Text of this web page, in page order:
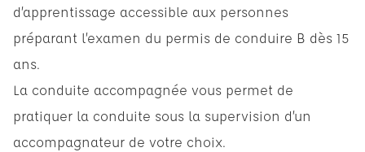
d’apprentissage accessible aux personnes
préparant l’examen du permis de conduire B dès 15
ans.
La conduite accompagnée vous permet de
pratiquer la conduite sous la supervision d’un
accompagnateur de votre choix.